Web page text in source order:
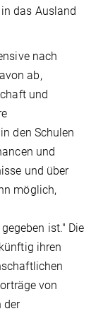
das Ausland
nach
ab,
und
den Schulen
und
und über
möglich,
ist." Die
ihren
von
der